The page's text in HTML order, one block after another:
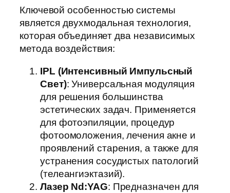
Ключевой особенностью системы
является двухмодальная технология,
которая объединяет два независимых
метода воздействия:
IPL (Интенсивный Импульсный
Свет): Универсальная модуляция
для решения большинства
эстетических задач. Применяется
для фотоэпиляции, процедур
фотоомоложения, лечения акне и
проявлений старения, а также для
устранения сосудистых патологий
(телеангиэктазий).
Лазер Nd:YAG: Предназначен для